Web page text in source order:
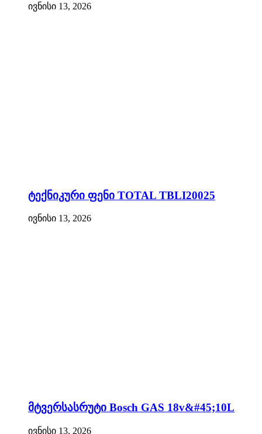
ივნისი 13, 2026
ტექნიკური ფენი TOTAL TBLI20025
ივნისი 13, 2026
მტვერსასრუტი Bosch GAS 18v&#45;10L
ივნისი 13, 2026